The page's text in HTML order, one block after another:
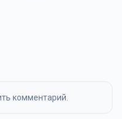
комментарий.